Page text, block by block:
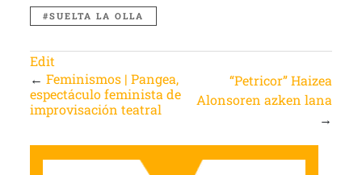
SUELTA LA OLLA
Edit
← Feminismos | Pangea,
espectáculo feminista de
improvisación teatral
“Petricor” Haizea
Alonsoren azken lana
→